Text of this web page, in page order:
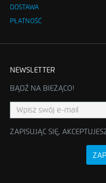
DOSTAWA
PŁATNOŚĆ
NEWSLETTER
BĄDŹ NA BIEŻĄCO!
ZAPISUJĄC SIĘ,